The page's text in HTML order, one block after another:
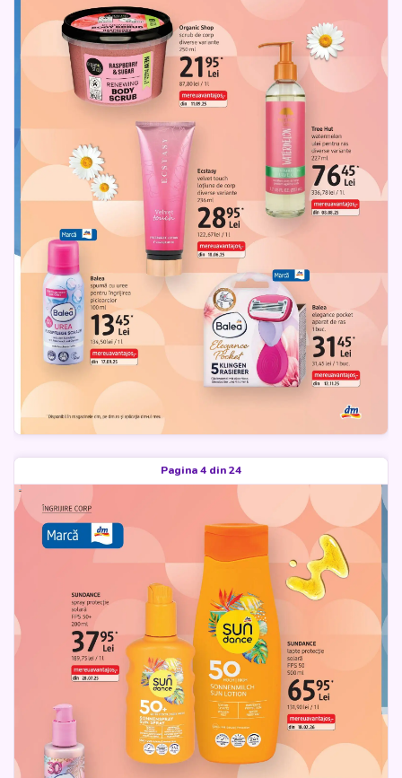
Pagina 4 din 24